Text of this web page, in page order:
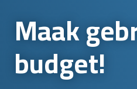
Maak
budget!